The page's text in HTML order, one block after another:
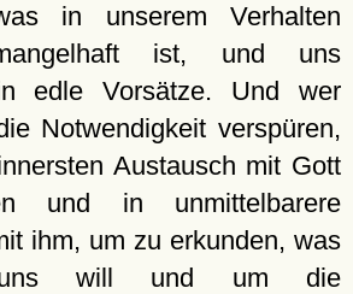
in unserem Verhalten
ist, und uns
edle Vorsätze. Und wer
Notwendigkeit verspüren,
Austausch mit Gott
und in unmittelbarere
ihm, um zu erkunden, was
will und um die